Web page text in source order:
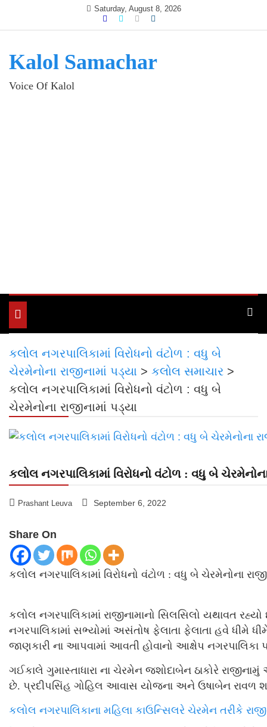
Saturday, August 8, 2026
Kalol Samachar
Voice Of Kalol
Toggle
navigation
કલોલ નગરપાલિકામાં વિરોધનો વંટોળ : વધુ બે
ચેરમેનોના રાજીનામાં પડ્યા > કલોલ સમાચાર >
કલોલ નગરપાલિકામાં વિરોધનો વંટોળ : વધુ બે
ચેરમેનોના રાજીનામાં પડ્યા
કલોલ નગરપાલિકામાં વિરોધનો વંટોળ : વધુ બે
Prashant Leuva September 6, 2022
Share On
કલોલ નગરપાલિકામાં વિરોધનો વંટોળ : વધુ બે ચેરમેનોના
કલોલ નગરપાલિકામાં રાજીનામાનો સિલસિલો યથાવત
નગરપાલિકામાં સભ્યોમાં અસંતોષ ફેલાતા ફેલાતા હવે ધીમે
જાણકારી ના આપવામાં આવતી હોવાનો આક્ષેપ નગરપાલિકા
ગઈકાલે ગુમાસ્તાધારા ના ચેરમેન જશોદાબેન ઠાકોરે
છે. પ્રદીપસિંહ ગોહિલ આવાસ યોજના અને ઉષાબેન રાવળ
કલોલ નગરપાલિકાના મહિલા કાઉન્સિલરે ચેરમેન તરીકે